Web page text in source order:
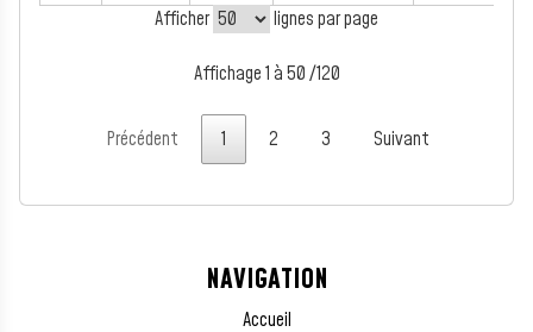
Afficher
lignes par page
Affichage 1 à 50 /120
Précédent 1 2 3 Suivant
NAVIGATION
Accueil